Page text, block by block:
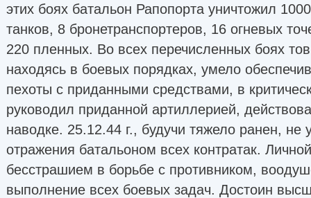
этих боях батальон Рапопорта уничтожил
танков, 8 бронетранспортеров, 16 огневых
220 пленных. Во всех перечисленных боях
находясь в боевых порядках, умело
пехоты с приданными средствами, в
руководил приданной артиллерией,
наводке. 25.12.44 г., будучи тяжело ранен,
отражения батальоном всех контратак.
бесстрашием в борьбе с противником,
выполнение всех боевых задач. Достоин